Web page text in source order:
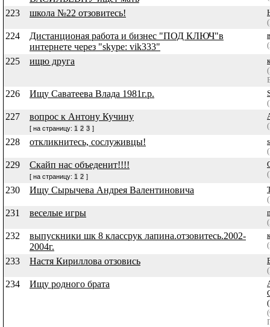
223 школа №22 отзовитесь!
224
Дистанционая работа и бизнес "ПОД КЛЮЧ"в
интернете через "skype: vik333"
225 ищю друга
226 Ищу Саватеева Влада 1981г.р.
227 вопрос к Антону Кучину
[ на страницу: 1 2 3 ]
228 откликнитесь, сослуживцы!
229 Скайп нас объеденит!!!!
[ на страницу: 1 2 ]
230 Ищу Сырычева Андрея Валентиновича
231 веселые игры
232
выпускники шк 8 классрук лапина.отзовитесь.2002-
2004г.
233 Настя Кириллова отзовись
234 Ищу родного брата